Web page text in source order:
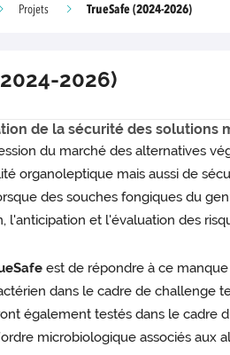
Projets TrueSafe (2024-2026)
2026)
de la sécurité des
du marché des alternatives
organoleptique mais aussi de
des souches fongiques du
l'anticipation et l'évaluation des
est de répondre à ce
dans le cadre de challenge
également testés dans le cadre
microbiologique associés aux